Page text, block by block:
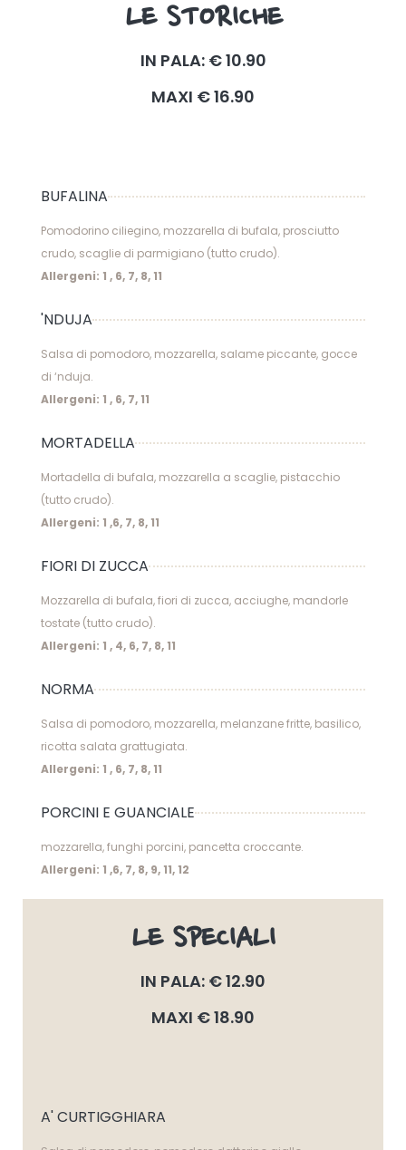
LE STORICHE
IN PALA: € 10.90
MAXI € 16.90
BUFALINA
Pomodorino ciliegino, mozzarella di bufala, prosciutto
crudo, scaglie di parmigiano (tutto crudo).
Allergeni: 1 , 6, 7, 8, 11
'NDUJA
Salsa di pomodoro, mozzarella, salame piccante, gocce
di ‘nduja.
Allergeni: 1 , 6, 7, 11
MORTADELLA
Mortadella di bufala, mozzarella a scaglie, pistacchio
(tutto crudo).
Allergeni: 1 ,6, 7, 8, 11
FIORI DI ZUCCA
Mozzarella di bufala, fiori di zucca, acciughe, mandorle
tostate (tutto crudo).
Allergeni: 1 , 4, 6, 7, 8, 11
NORMA
Salsa di pomodoro, mozzarella, melanzane fritte, basilico,
ricotta salata grattugiata.
Allergeni: 1 , 6, 7, 8, 11
PORCINI E GUANCIALE
mozzarella, funghi porcini, pancetta croccante.
Allergeni: 1 ,6, 7, 8, 9, 11, 12
LE SPECIALI
IN PALA: € 12.90
MAXI € 18.90
A' CURTIGGHIARA